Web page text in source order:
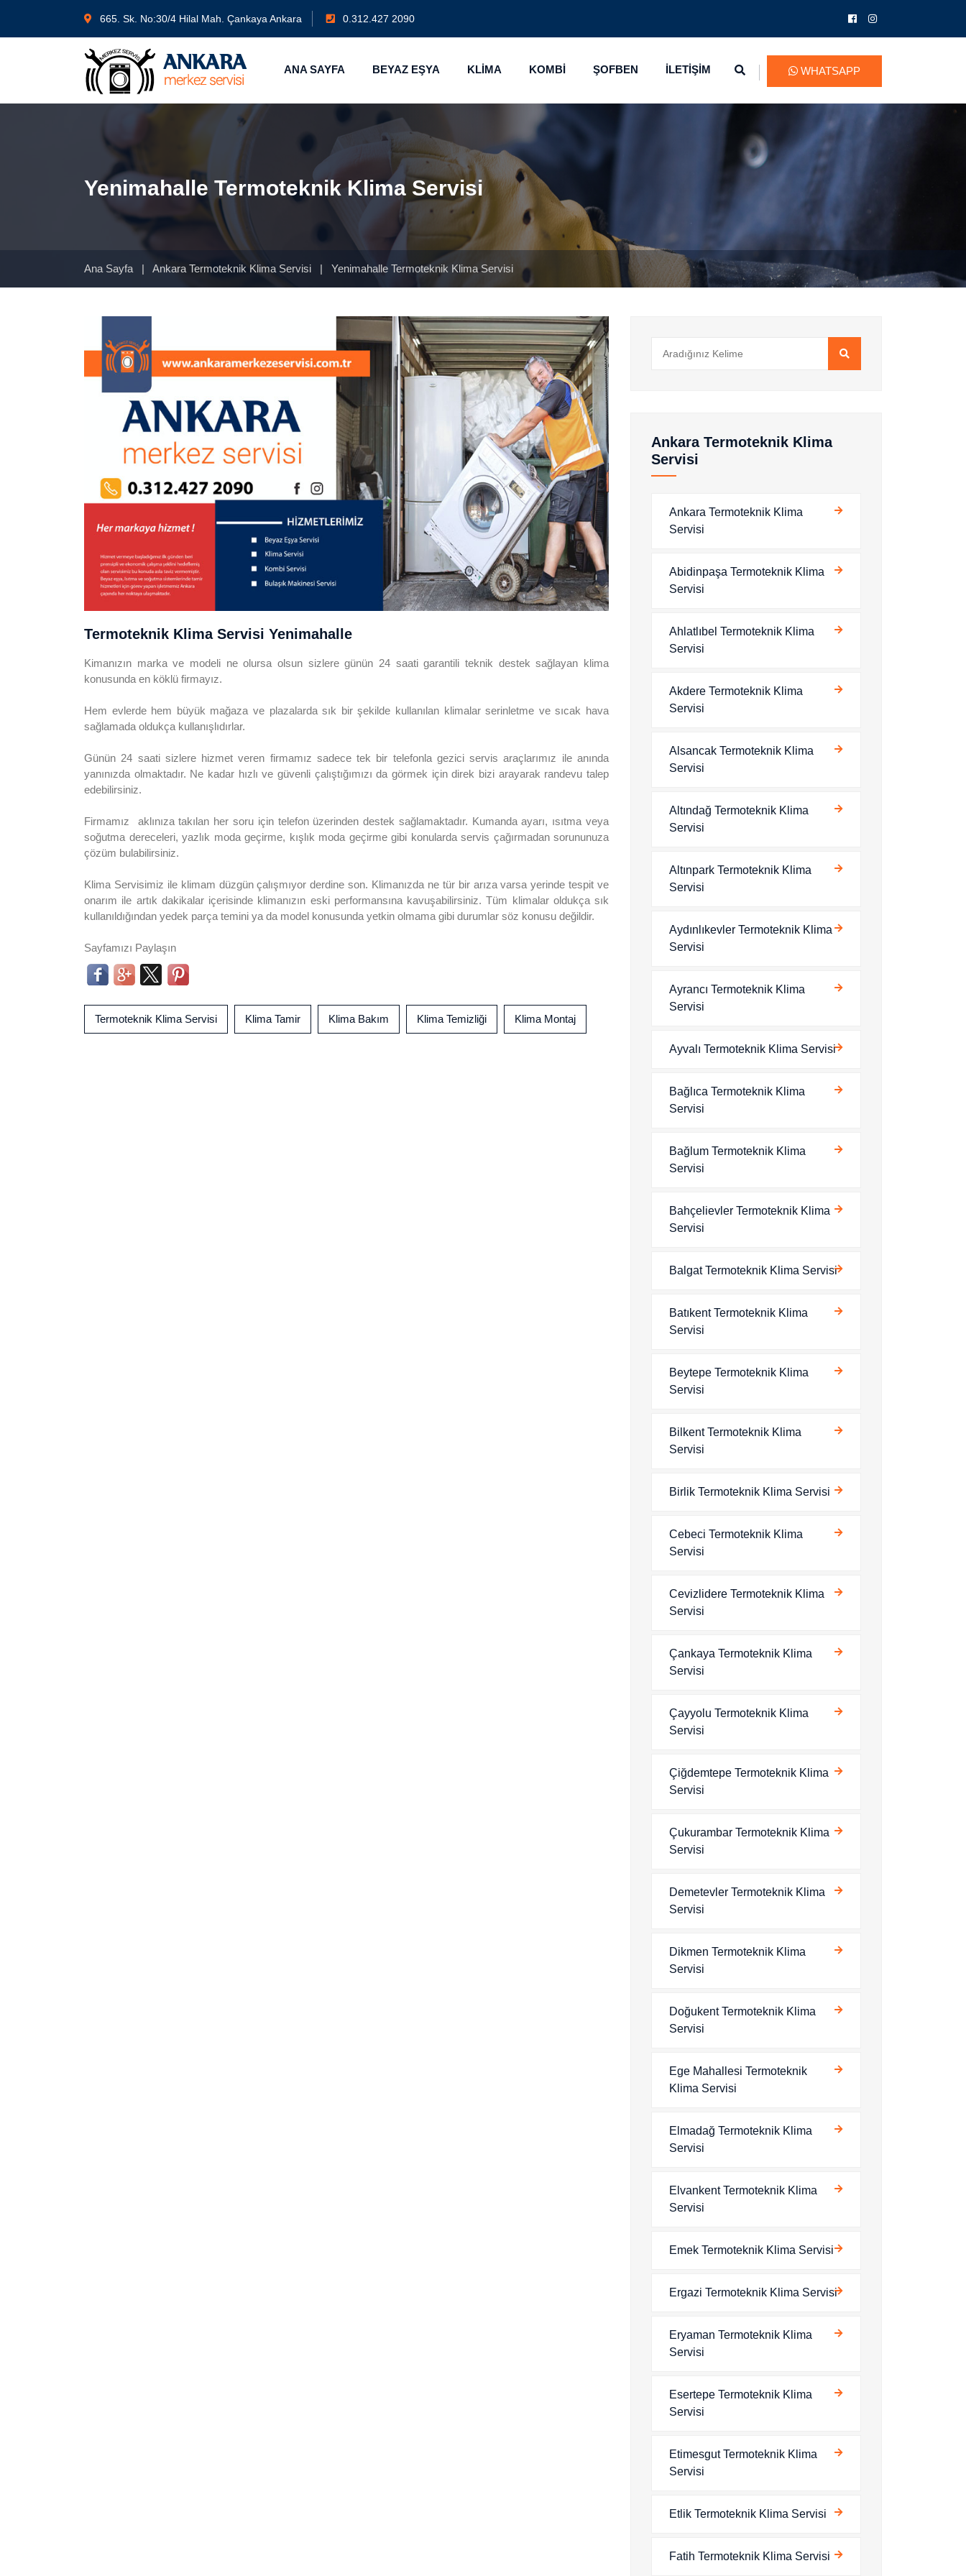
665. Sk. No:30/4 Hilal Mah. Çankaya Ankara 0.312.427 2090
ANA SAYFA BEYAZ EŞYA KLİMA KOMBİ ŞOFBEN İLETİŞİM WHATSAPP
Yenimahalle Termoteknik Klima Servisi
Ana Sayfa | Ankara Termoteknik Klima Servisi | Yenimahalle Termoteknik Klima Servisi
Termoteknik Klima Servisi Yenimahalle
Kimanızın marka ve modeli ne olursa olsun sizlere günün 24 saati garantili teknik destek sağlayan klima
konusunda en köklü firmayız.
Hem evlerde hem büyük mağaza ve plazalarda sık bir şekilde kullanılan klimalar serinletme ve sıcak hava
sağlamada oldukça kullanışlıdırlar.
Günün 24 saati sizlere hizmet veren firmamız sadece tek bir telefonla gezici servis araçlarımız ile anında
yanınızda olmaktadır. Ne kadar hızlı ve güvenli çalıştığımızı da görmek için direk bizi arayarak randevu talep
edebilirsiniz.
Firmamız aklınıza takılan her soru için telefon üzerinden destek sağlamaktadır. Kumanda ayarı, ısıtma veya
soğutma dereceleri, yazlık moda geçirme, kışlık moda geçirme gibi konularda servis çağırmadan sorununuza
çözüm bulabilirsiniz.
Klima Servisimiz ile klimam düzgün çalışmıyor derdine son. Klimanızda ne tür bir arıza varsa yerinde tespit ve
onarım ile artık dakikalar içerisinde klimanızın eski performansına kavuşabilirsiniz. Tüm klimalar oldukça sık
kullanıldığından yedek parça temini ya da model konusunda yetkin olmama gibi durumlar söz konusu değildir.
Sayfamızı Paylaşın
Termoteknik Klima Servisi Klima Tamir Klima Bakım Klima Temizliği Klima Montaj
Ankara Termoteknik Klima
Servisi
Ankara Termoteknik Klima
Servisi
Abidinpaşa Termoteknik Klima
Servisi
Ahlatlıbel Termoteknik Klima
Servisi
Akdere Termoteknik Klima
Servisi
Alsancak Termoteknik Klima
Servisi
Altındağ Termoteknik Klima
Servisi
Altınpark Termoteknik Klima
Servisi
Aydınlıkevler Termoteknik Klima
Servisi
Ayrancı Termoteknik Klima
Servisi
Ayvalı Termoteknik Klima Servisi
Bağlıca Termoteknik Klima
Servisi
Bağlum Termoteknik Klima
Servisi
Bahçelievler Termoteknik Klima
Servisi
Balgat Termoteknik Klima Servisi
Batıkent Termoteknik Klima
Servisi
Beytepe Termoteknik Klima
Servisi
Bilkent Termoteknik Klima
Servisi
Birlik Termoteknik Klima Servisi
Cebeci Termoteknik Klima
Servisi
Cevizlidere Termoteknik Klima
Servisi
Çankaya Termoteknik Klima
Servisi
Çayyolu Termoteknik Klima
Servisi
Çiğdemtepe Termoteknik Klima
Servisi
Çukurambar Termoteknik Klima
Servisi
Demetevler Termoteknik Klima
Servisi
Dikmen Termoteknik Klima
Servisi
Doğukent Termoteknik Klima
Servisi
Ege Mahallesi Termoteknik
Klima Servisi
Elmadağ Termoteknik Klima
Servisi
Elvankent Termoteknik Klima
Servisi
Emek Termoteknik Klima Servisi
Ergazi Termoteknik Klima Servisi
Eryaman Termoteknik Klima
Servisi
Esertepe Termoteknik Klima
Servisi
Etimesgut Termoteknik Klima
Servisi
Etlik Termoteknik Klima Servisi
Fatih Termoteknik Klima Servisi